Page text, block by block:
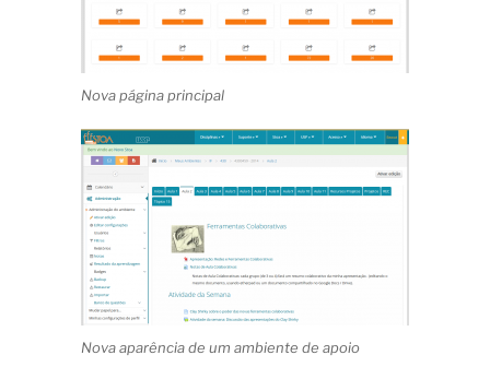
Nova página principal
Nova aparência de um ambiente de apoio